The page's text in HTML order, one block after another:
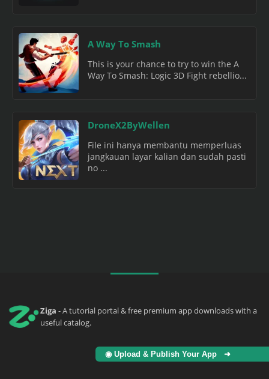
A Way To Smash
This is your chance to try to win the A
Way To Smash: Logic 3D Fight rebellio...
DroneX2ByWellen
File ini hanya membantu memperluas
jangkauan layar kalian dan sudah pasti
no ...
Ziga - A tutorial portal & free premium app downloads with a
useful catalog.
◉ Upload & Publish Your App ➜